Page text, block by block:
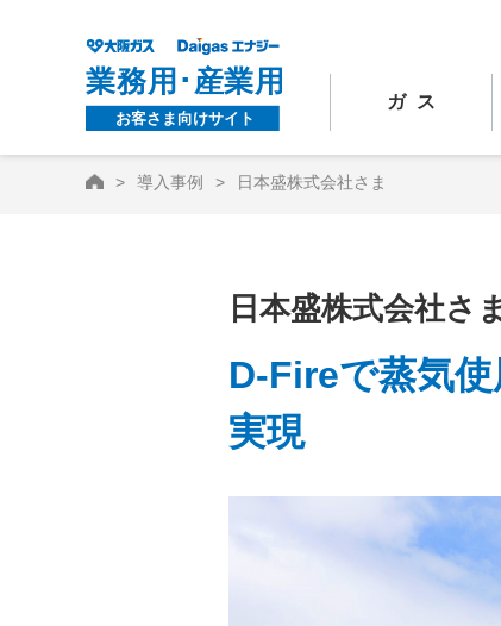
ガス
HOME導入事例 日本盛株式会社さま
日本盛株式会社さ
D-Fireで蒸気
実現